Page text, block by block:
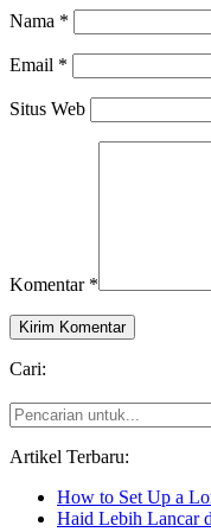
Nama *
Email *
Situs Web
Komentar *
Cari:
Pencarian
untuk...
Artikel Terbaru:
How to Set Up a
Haid Lebih Lancar